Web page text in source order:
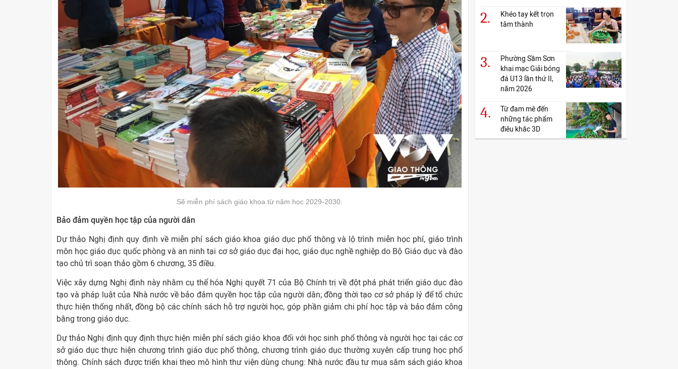
Sẽ miễn phí sách giáo khoa từ năm học 2029-2030.
Bảo đảm quyền học tập của người dân
Dự thảo Nghị định quy định về miễn phí sách giáo khoa giáo dục phổ thông và lộ trình miễn học phí, giáo trình
môn học giáo dục quốc phòng và an ninh tại cơ sở giáo dục đại học, giáo dục nghề nghiệp do Bộ Giáo dục và đào
tạo chủ trì soạn thảo gồm 6 chương, 35 điều.
Việc xây dựng Nghị định này nhằm cụ thể hóa Nghị quyết 71 của Bộ Chính trị về đột phá phát triển giáo dục đào
tạo và pháp luật của Nhà nước về bảo đảm quyền học tập của người dân; đồng thời tạo cơ sở pháp lý để tổ chức
thực hiện thống nhất, đồng bộ các chính sách hỗ trợ người học, góp phần giảm chi phí học tập và bảo đảm công
bằng trong giáo dục.
Dự thảo Nghị định quy định thực hiện miễn phí sách giáo khoa đối với học sinh phổ thông và người học tại các cơ
sở giáo dục thực hiện chương trình giáo dục phổ thông, chương trình giáo dục thường xuyên cấp trung học phổ
thông. Chính sách được triển khai theo mô hình thư viện dùng chung: Nhà nước đầu tư mua sắm sách giáo khoa
2.
Khéo tay kết trọn
tâm thành
3.
Phường Sầm Sơn
khai mạc Giải bóng
đá U13 lần thứ II,
năm 2026
4.
Từ đam mê đến
những tác phẩm
điêu khắc 3D